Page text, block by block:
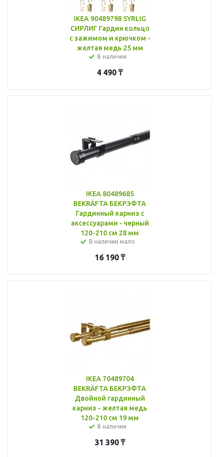
IKEA 90489798 SYRLIG
СИРЛИГ Гардин кольцо
с зажимом и крючком -
желтая медь 25 мм
В наличии
4 490 ₸
IKEA 80489685
BEKRÄFTA БЕКРЭФТА
Гардинный карниз с
аксессуарами - черный
120-210 см 28 мм
В наличии мало
16 190₸
IKEA 70489704
BEKRÄFTA БЕКРЭФТА
Двойной гардинный
карниз - желтая медь
120-210 см 19 мм
В наличии
31 390₸